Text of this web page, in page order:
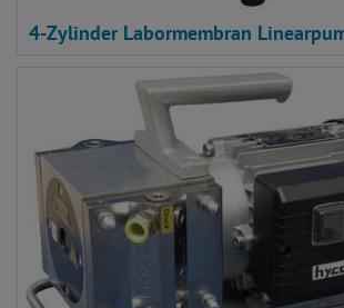
4-Zylinder Labormembran